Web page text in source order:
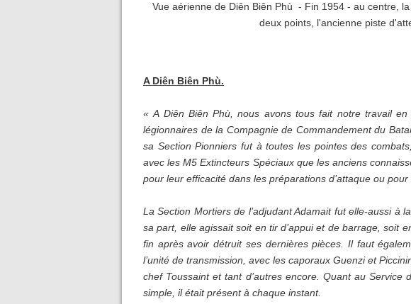
Vue aérienne de Diên Biên Phù - Fin 1954 - au centre,
deux points, l'ancienne piste
A Diên Biên Phù.
« A Diên Biên Phù, nous avons tous fait notre travail
légionnaires de la Compagnie de Commandement du
sa Section Pionniers fut à toutes les pointes des
avec les M5 Extincteurs Spéciaux que les anciens
pour leur efficacité dans les préparations d’attaque ou
La Section Mortiers de l’adjudant Adamait fut elle-aussi à
sa part, elle agissait soit en tir d’appui et de barrage, soit
fin après avoir détruit ses dernières pièces. Il faut
l’unité de transmission, avec les caporaux Guenzi et
chef Toussaint et tant d’autres encore. Quant au Service
simple, il était présent à chaque instant.